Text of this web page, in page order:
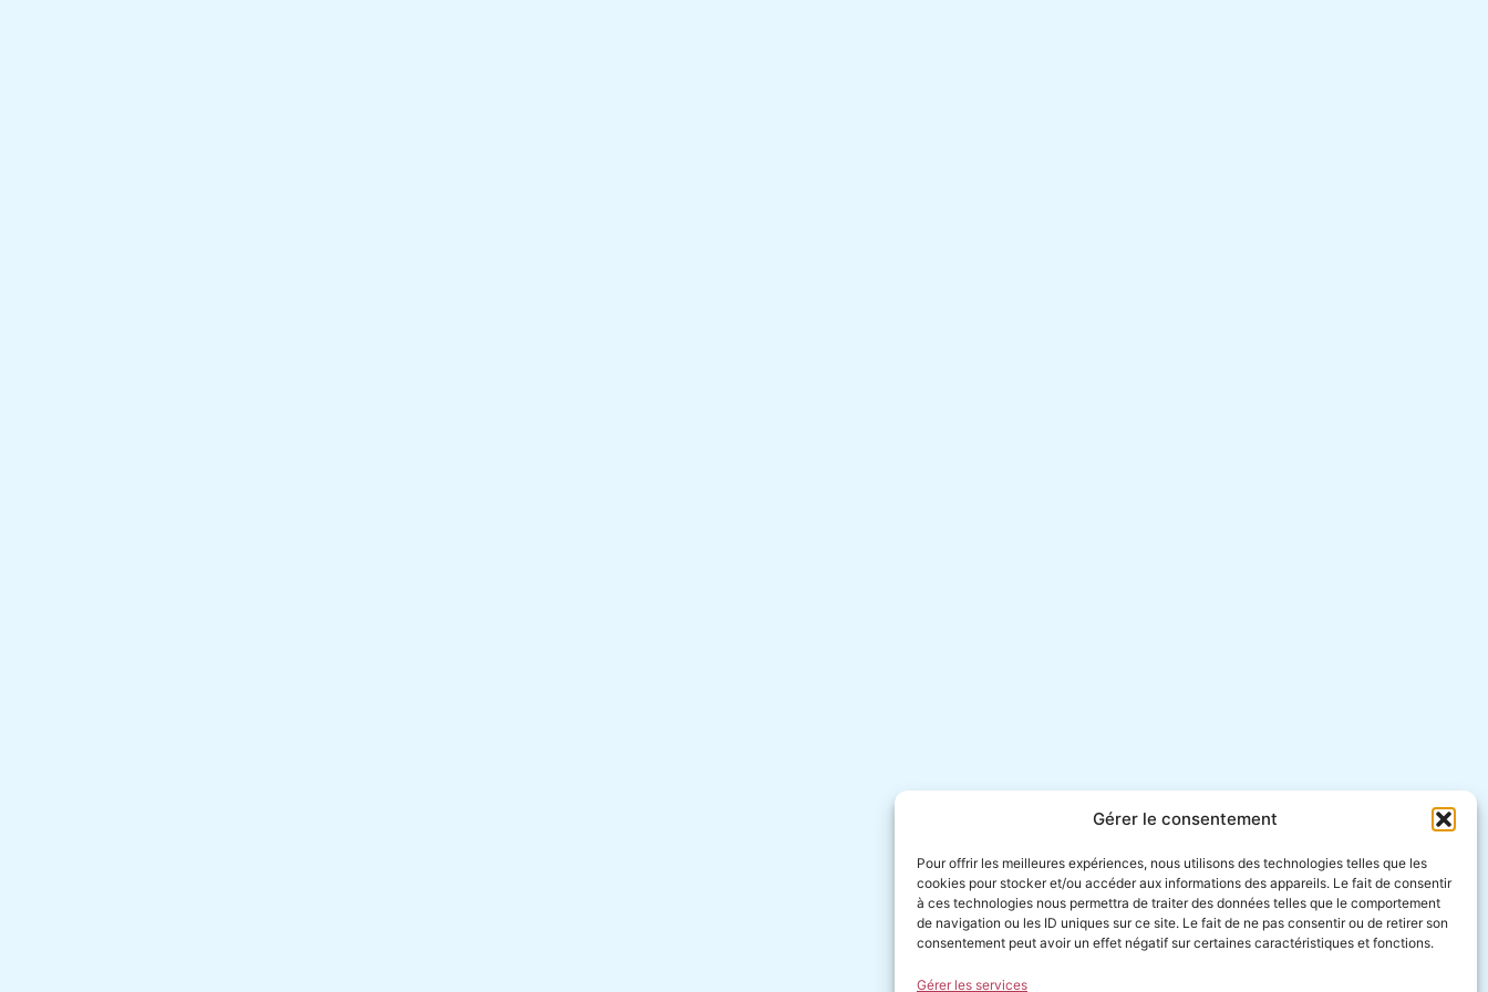
Gérer le consentement
Pour offrir les meilleures expériences, nous utilisons des technologies telles que les
cookies pour stocker et/ou accéder aux informations des appareils. Le fait de consentir
à ces technologies nous permettra de traiter des données telles que le comportement
de navigation ou les ID uniques sur ce site. Le fait de ne pas consentir ou de retirer son
consentement peut avoir un effet négatif sur certaines caractéristiques et fonctions.
Gérer les services